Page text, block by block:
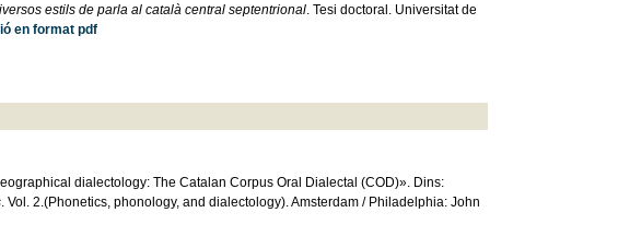
estils de parla al català central septentrional. Tesi doctoral. Universitat de
en format pdf
dialectology: The Catalan Corpus Oral Dialectal (COD)». Dins:
. Vol. 2.(Phonetics, phonology, and dialectology). Amsterdam / Philadelphia: John